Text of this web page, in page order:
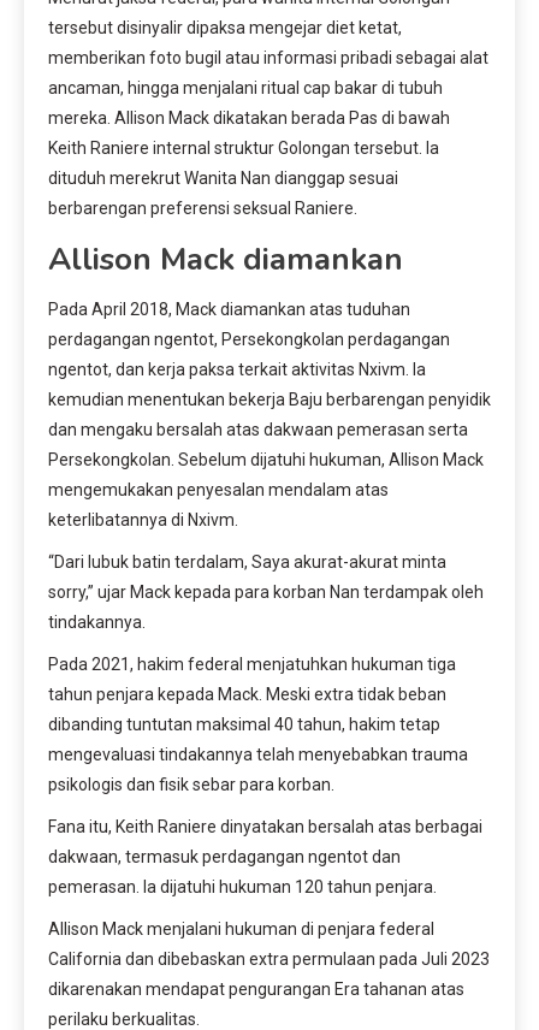
tersebut disinyalir dipaksa mengejar diet ketat,
memberikan foto bugil atau informasi pribadi sebagai alat
ancaman, hingga menjalani ritual cap bakar di tubuh
mereka. Allison Mack dikatakan berada Pas di bawah
Keith Raniere internal struktur Golongan tersebut. Ia
dituduh merekrut Wanita Nan dianggap sesuai
berbarengan preferensi seksual Raniere.
Allison Mack diamankan
Pada April 2018, Mack diamankan atas tuduhan
perdagangan ngentot, Persekongkolan perdagangan
ngentot, dan kerja paksa terkait aktivitas Nxivm. Ia
kemudian menentukan bekerja Baju berbarengan penyidik
dan mengaku bersalah atas dakwaan pemerasan serta
Persekongkolan. Sebelum dijatuhi hukuman, Allison Mack
mengemukakan penyesalan mendalam atas
keterlibatannya di Nxivm.
“Dari lubuk batin terdalam, Saya akurat-akurat minta
sorry,” ujar Mack kepada para korban Nan terdampak oleh
tindakannya.
Pada 2021, hakim federal menjatuhkan hukuman tiga
tahun penjara kepada Mack. Meski extra tidak beban
dibanding tuntutan maksimal 40 tahun, hakim tetap
mengevaluasi tindakannya telah menyebabkan trauma
psikologis dan fisik sebar para korban.
Fana itu, Keith Raniere dinyatakan bersalah atas berbagai
dakwaan, termasuk perdagangan ngentot dan
pemerasan. Ia dijatuhi hukuman 120 tahun penjara.
Allison Mack menjalani hukuman di penjara federal
California dan dibebaskan extra permulaan pada Juli 2023
dikarenakan mendapat pengurangan Era tahanan atas
perilaku berkualitas.